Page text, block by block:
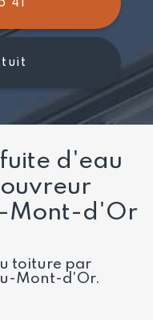
41
d'eau
Mont-d'Or
toiture par
Mont-d'Or.